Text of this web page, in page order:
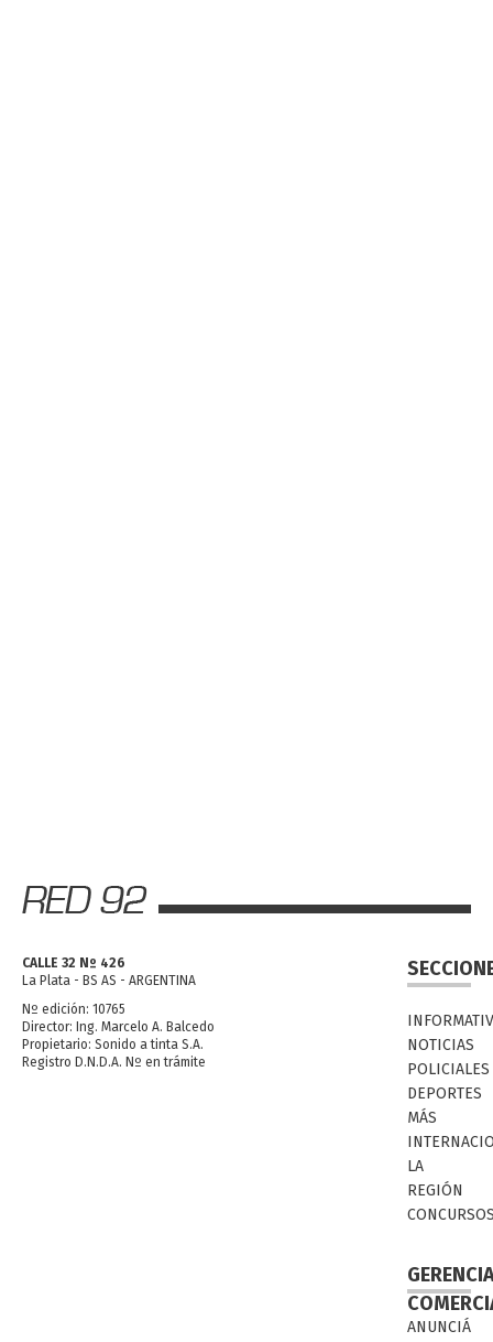
CALLE 32 Nº 426
La Plata - BS AS - ARGENTINA
Nº edición: 10765
Director: Ing. Marcelo A. Balcedo
Propietario: Sonido a tinta S.A.
Registro D.N.D.A. Nº en trámite
NOTICIAS
POLICIALES
DEPORTES
MÁS
LA
REGIÓN
ANUNCIÁ